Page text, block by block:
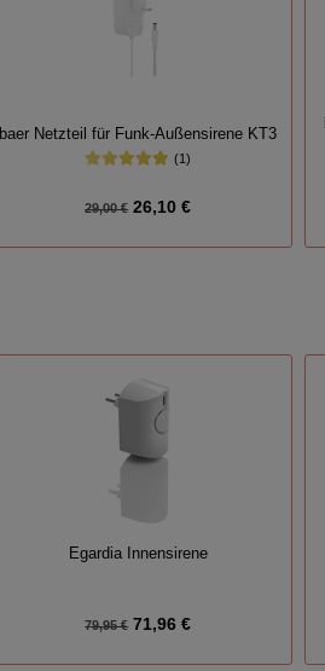
baer Netzteil für Funk-Außensirene KT3
(1)
29,00 € 26,10 €
Egardia Innensirene
79,95 € 71,96 €